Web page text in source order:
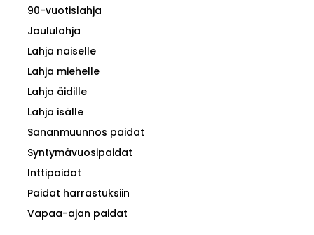
90-vuotislahja
Joululahja
Lahja naiselle
Lahja miehelle
Lahja äidille
Lahja isälle
Sananmuunnos paidat
Syntymävuosipaidat
Inttipaidat
Paidat harrastuksiin
Vapaa-ajan paidat